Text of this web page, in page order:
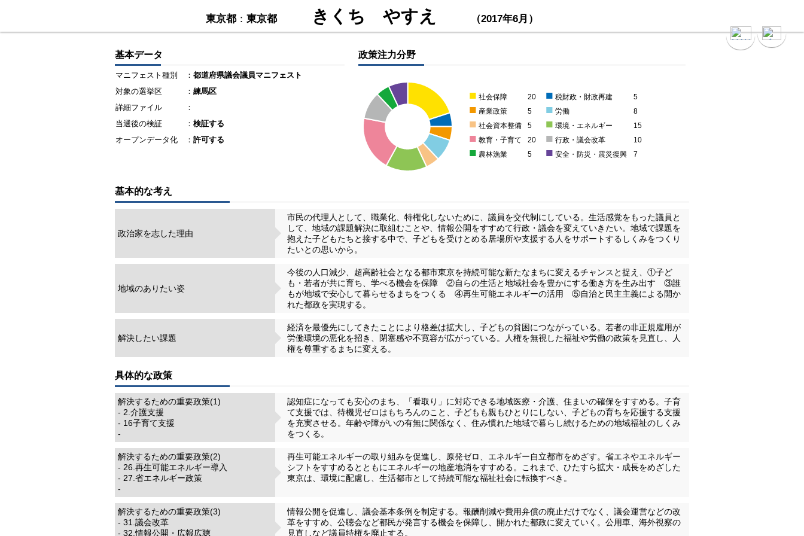
東京都： 東京都 きくち やすえ （2017年6月）
基本データ
マニフェスト種別 ： 都道府県議会議員マニフェスト
対象の選挙区
： 練馬区
詳細ファイル
：
当選後の検証
： 検証する
オープンデータ化
： 許可する
政策注力分野
■ 社会保障 20 ■ 税財政・財政再建 5
■ 産業政策 5 ■ 労働 8
■ 社会資本整備 5 ■ 環境・エネルギー 15
■ 教育・子育て 20 ■ 行政・議会改革 10
■ 農林漁業 5 ■ 安全・防災・震災復興 7
基本的な考え
政治家を志した理由
市民の代理人として、職業化、特権化しないために、議員を交代制にしている。生活感覚をもった議員と
して、地域の課題解決に取組むことや、情報公開をすすめて行政・議会を変えていきたい。地域で課題を
抱えた子どもたちと接する中で、子どもを受けとめる居場所や支援する人をサポートするしくみをつくり
たいとの思いから。
地域のありたい姿
今後の人口減少、超高齢社会となる都市東京を持続可能な新たなまちに変えるチャンスと捉え、①子ど
も・若者が共に育ち、学べる機会を保障 ②自らの生活と地域社会を豊かにする働き方を生み出す ③誰
もが地域で安心して暮らせるまちをつくる ④再生可能エネルギーの活用 ⑤自治と民主主義による開か
れた都政を実現する。
解決したい課題
経済を最優先にしてきたことにより格差は拡大し、子どもの貧困につながっている。若者の非正規雇用が
労働環境の悪化を招き、閉塞感や不寛容が広がっている。人権を無視した福祉や労働の政策を見直し、人
権を尊重するまちに変える。
具体的な政策
解決するための重要政策(1)
- 2.介護支援
- 16子育て支援
-
認知症になっても安心のまち、「看取り」に対応できる地域医療・介護、住まいの確保をすすめる。子育
て支援では、待機児ゼロはもちろんのこと、子どもも親もひとりにしない、子どもの育ちを応援する支援
を充実させる。年齢や障がいの有無に関係なく、住み慣れた地域で暮らし続けるための地域福祉のしくみ
をつくる。
解決するための重要政策(2)
- 26.再生可能エネルギー導入
- 27.省エネルギー政策
-
再生可能エネルギーの取り組みを促進し、原発ゼロ、エネルギー自立都市をめざす。省エネやエネルギー
シフトをすすめるとともにエネルギーの地産地消をすすめる。これまで、ひたすら拡大・成長をめざした
東京は、環境に配慮し、生活都市として持続可能な福祉社会に転換すべき。
解決するための重要政策(3)
- 31.議会改革
- 32.情報公開・広報広聴
情報公開を促進し、議会基本条例を制定する。報酬削減や費用弁償の廃止だけでなく、議会運営などの改
革をすすめ、公聴会など都民が発言する機会を保障し、開かれた都政に変えていく。公用車、海外視察の
見直しなど議員特権を廃止する。